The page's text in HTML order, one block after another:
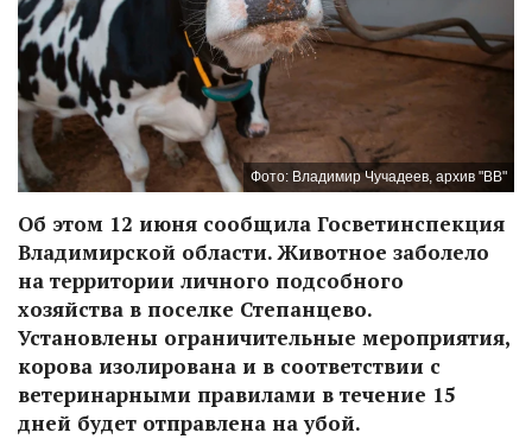
Фото: Владимир Чучадеев, архив "ВВ"
Об этом 12 июня сообщила Госветинспекция
Владимирской области. Животное заболело
на территории личного подсобного
хозяйства в поселке Степанцево.
Установлены ограничительные мероприятия,
корова изолирована и в соответствии с
ветеринарными правилами в течение 15
дней будет отправлена на убой.